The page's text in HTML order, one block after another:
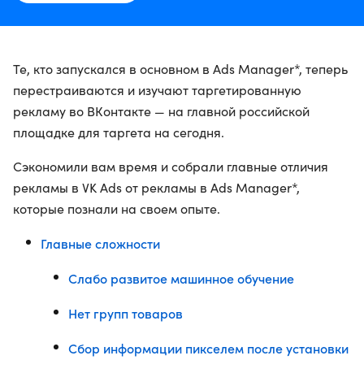
Те, кто запускался в основном в Ads Manager*, теперь
перестраиваются и изучают таргетированную
рекламу во ВКонтакте — на главной российской
площадке для таргета на сегодня.
Сэкономили вам время и собрали главные отличия
рекламы в VK Ads от рекламы в Ads Manager*,
которые познали на своем опыте.
Главные сложности
Слабо развитое машинное обучение
Нет групп товаров
Сбор информации пикселем после установки